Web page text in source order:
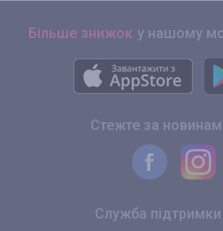
Більше знижок у нашому
Стежте за
Служба